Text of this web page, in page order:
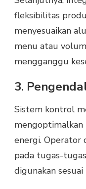
fleksibilitas
menyesuaikan
menu atau
mengganggu
3.
Sistem kontrol
mengoptimalkan
energi. Operator
pada tugas-
digunakan